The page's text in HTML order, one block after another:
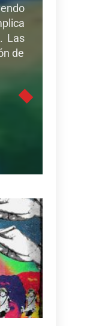
Las
de